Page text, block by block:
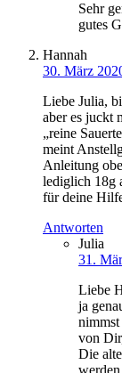
Sehr
gutes
Hannah
30. März
Liebe Julia,
aber es juckt
„reine
meint
Anleitung
lediglich 18g
für deine
Antworten
Julia
31.
Liebe
ja
von
Die
werden.